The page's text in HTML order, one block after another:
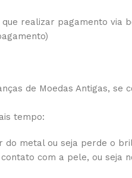
realizar pagamento via
de Moedas Antigas, se
tempo:
do metal ou seja perde o
com a pele, ou seja